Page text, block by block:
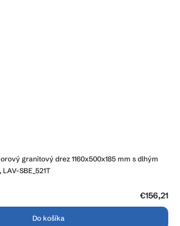
granitový drez 1160x500x185 mm s dlhým
SBE_521T
€156,21
Do košíka